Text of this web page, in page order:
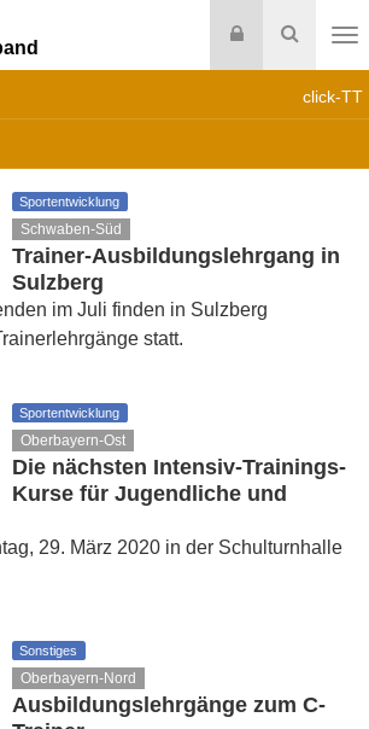
Suche
Login
click-TT
Sportentwicklung
Schwaben-Süd
Trainer-Ausbildungslehrgang in
Sulzberg
im Juli finden in Sulzberg
statt.
Sportentwicklung
Oberbayern-Ost
Die nächsten Intensiv-Trainings-
Kurse für Jugendliche und
29. März 2020 in der Schulturnhalle
Sonstiges
Oberbayern-Nord
Ausbildungslehrgänge zum C-